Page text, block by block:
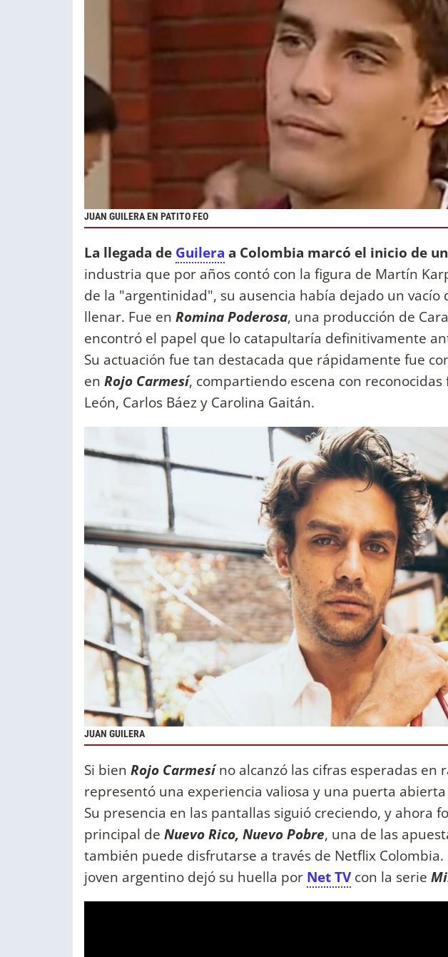
JUAN GUILERA EN PATITO FEO
La llegada de Guilera a Colombia marcó el inicio de
industria que por años contó con la figura de Martín
de la "argentinidad", su ausencia había dejado un vacío
llenar. Fue en Romina Poderosa, una producción de
encontró el papel que lo catapultaría definitivamente
Su actuación fue tan destacada que rápidamente fue
en Rojo Carmesí, compartiendo escena con
León, Carlos Báez y Carolina Gaitán.
JUAN GUILERA
Si bien Rojo Carmesíno alcanzó las cifras esperadas en
representó una experiencia valiosa y una puerta
Su presencia en las pantallas siguió creciendo, y ahora
principal de Nuevo Rico, Nuevo Pobre, una de las
también puede disfrutarse a través de Netflix Colombia.
joven argentino dejó su huella por Net TVcon la serie